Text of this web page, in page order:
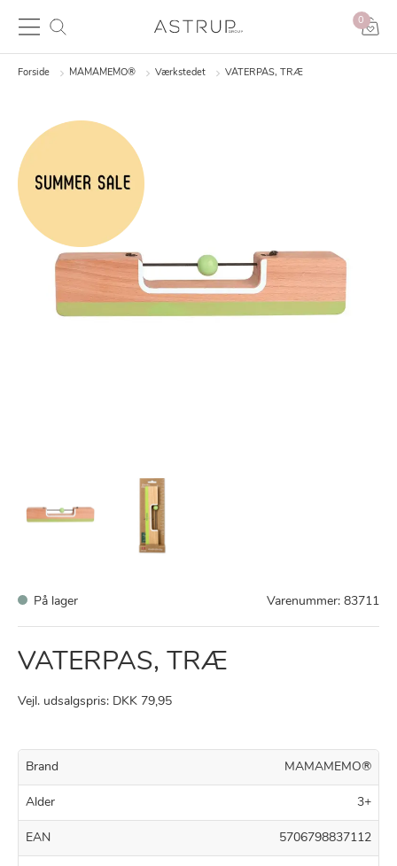
0
Forside MAMAMEMO® Værkstedet VATERPAS, TRÆ
På lager Varenummer: 83711
VATERPAS, TRÆ
Vejl. udsalgspris: DKK 79,95
Brand MAMAMEMO®
Alder 3+
EAN 5706798837112